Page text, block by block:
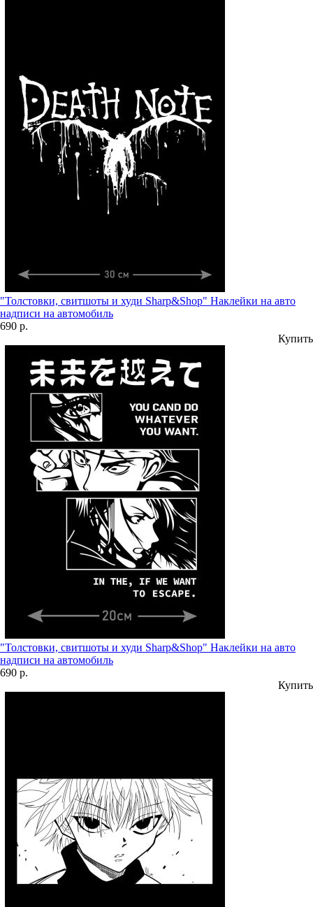
"Толстовки, свитшоты и худи Sharp&Shop" Наклейки на авто
надписи на автомобиль
690 р.
Купить
"Толстовки, свитшоты и худи Sharp&Shop" Наклейки на авто
надписи на автомобиль
690 р.
Купить